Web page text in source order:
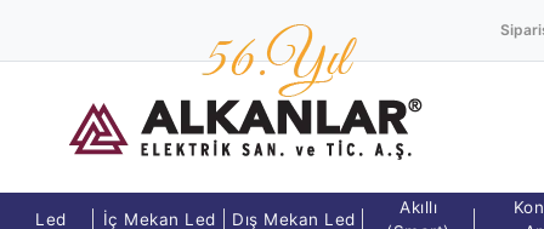
Led
İç Mekan Led
Dış Mekan Led
Akıllı